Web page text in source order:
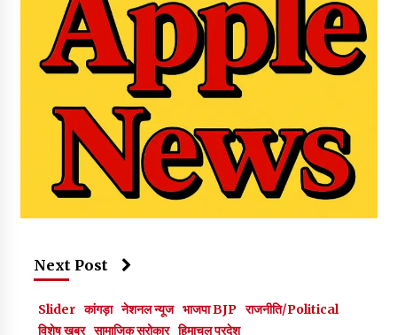
Next Post
Slider कांगड़ा नेशनल न्यूज भाजपा BJP राजनीति/Political
विशेष ख़बर सामाजिक सरोकार हिमाचल प्रदेश